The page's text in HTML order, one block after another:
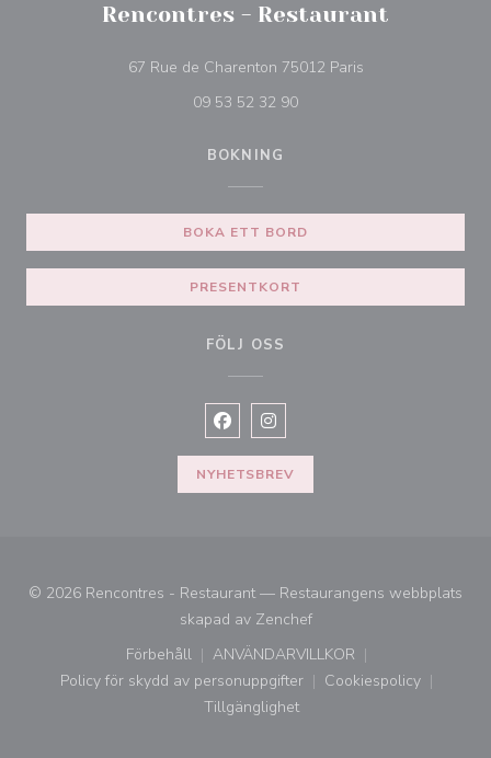
Rencontres - Restaurant
67 Rue de Charenton 75012 Paris((öppnas i ett nytt
09 53 52 32 90
BOKNING
BOKA ETT BORD
PRESENTKORT
FÖLJ OSS
Facebook ((öppnas i ett nytt
Instagram ((öppnas i ett nytt
NYHETSBREV
© 2026 Rencontres - Restaurant — Restaurangens webbplats
skapad av Zenchef((öppnas i ett nytt fönster))
Förbehåll
((öppnas i ett nytt fönster))
ANVÄNDARVILLKOR
((öppnas i ett nytt fönster))
Policy för skydd av personuppgifter
((öppnas i ett nytt fönster))
Cookiespolicy
((öppnas i ett
Tillgänglighet
((öppnas i ett nytt fönster))